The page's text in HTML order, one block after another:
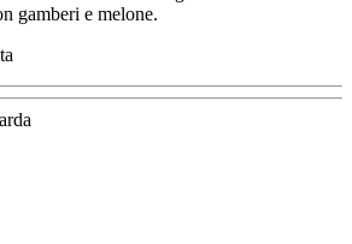
gamberi e melone.